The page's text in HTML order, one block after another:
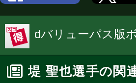
dバリューパス版
堤 聖也選手の関